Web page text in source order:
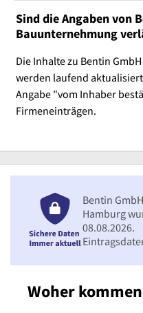
Sind die Angaben von
Bauunternehmung
Die Inhalte zu Bentin
werden laufend
Angabe "vom Inhaber
Firmeneinträgen.
Woher
Bentin
Hamburg
08.08.2026.